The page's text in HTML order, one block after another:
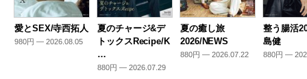
愛とSEX/寺西拓人
980円 — 2026.08.05
夏のチャージ&デ
トックスRecipe/K
…
880円 — 2026.07.29
夏の癒し旅
2026/NEWS
880円 — 2026.07.22
整う腸活
島健
880円 —